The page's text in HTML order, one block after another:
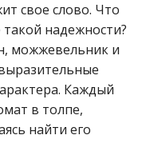
свое слово. Что
надежности?
можжевельник и
Каждый
в толпе,
найти его